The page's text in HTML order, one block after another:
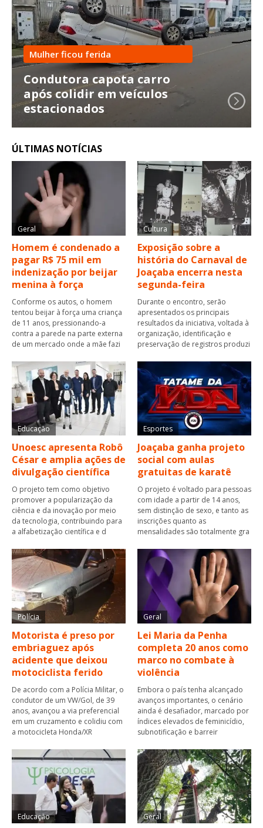
Mulher ficou ferida
Condutora capota carro
após colidir em veículos
estacionados
ÚLTIMAS NOTÍCIAS
Geral
Homem é condenado a
pagar R$ 75 mil em
indenização por beijar
menina à força
Conforme os autos, o homem
tentou beijar à força uma criança
de 11 anos, pressionando-a
contra a parede na parte externa
de um mercado onde a mãe fazi
Cultura
Exposição sobre a
história do Carnaval de
Joaçaba encerra nesta
segunda-feira
Durante o encontro, serão
apresentados os principais
resultados da iniciativa, voltada à
organização, identificação e
preservação de registros produzi
Educação
Unoesc apresenta Robô
César e amplia ações de
divulgação científica
O projeto tem como objetivo
promover a popularização da
ciência e da inovação por meio
da tecnologia, contribuindo para
a alfabetização científica e d
Esportes
Joaçaba ganha projeto
social com aulas
gratuitas de karatê
O projeto é voltado para pessoas
com idade a partir de 14 anos,
sem distinção de sexo, e tanto as
inscrições quanto as
mensalidades são totalmente gra
Polícia
Motorista é preso por
embriaguez após
acidente que deixou
motociclista ferido
De acordo com a Polícia Militar, o
condutor de um VW/Gol, de 39
anos, avançou a via preferencial
em um cruzamento e colidiu com
a motocicleta Honda/XR
Geral
Lei Maria da Penha
completa 20 anos como
marco no combate à
violência
Embora o país tenha alcançado
avanços importantes, o cenário
ainda é desafiador, marcado por
índices elevados de feminicídio,
subnotificação e barreir
Educação Geral